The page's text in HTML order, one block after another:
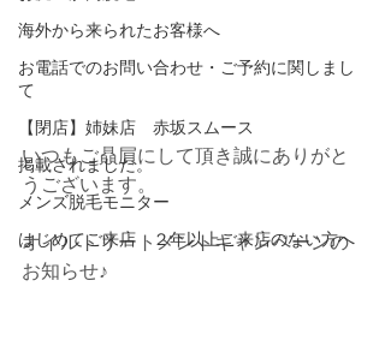
海外から来られたお客様へ
お電話でのお問い合わせ・ご予約に関しまし
て
【閉店】姉妹店 赤坂スムース
掲載されました。
メンズ脱毛モニター
はじめてご来店 ２年以上ご来店のない方へ
いつもご贔屓にして頂き誠にありがと
うございます。
オイルトリートメントキャンペーンの
お知らせ♪